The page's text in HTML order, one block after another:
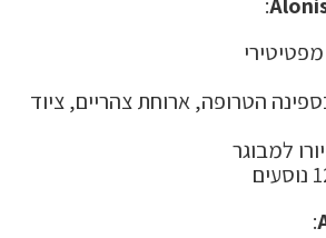
:
הטרופה, ארוחת צהריים, ציוד
: